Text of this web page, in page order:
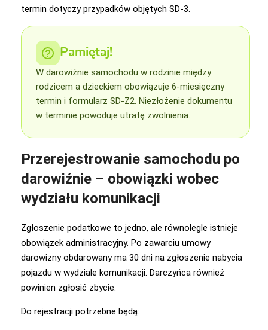
termin dotyczy przypadków objętych SD-3.
Pamiętaj!
W darowiźnie samochodu w rodzinie między
rodzicem a dzieckiem obowiązuje 6-miesięczny
termin i formularz SD-Z2. Niezłożenie dokumentu
w terminie powoduje utratę zwolnienia.
Przerejestrowanie samochodu po
darowiźnie – obowiązki wobec
wydziału komunikacji
Zgłoszenie podatkowe to jedno, ale równolegle istnieje
obowiązek administracyjny. Po zawarciu umowy
darowizny obdarowany ma 30 dni na zgłoszenie nabycia
pojazdu w wydziale komunikacji. Darczyńca również
powinien zgłosić zbycie.
Do rejestracji potrzebne będą: